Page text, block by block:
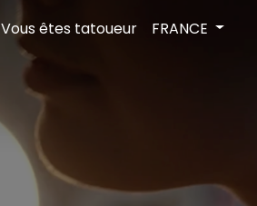
Vous êtes tatoueur FRANCE